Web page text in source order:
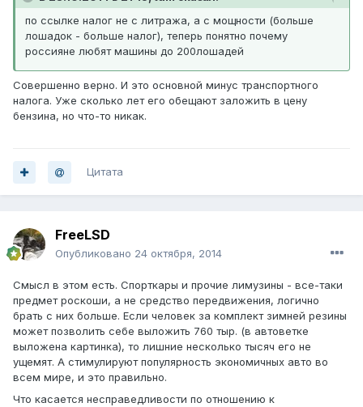
по ссылке налог не с литража, а с мощности (больше
лошадок - больше налог), теперь понятно почему
россияне любят машины до 200лошадей
Совершенно верно. И это основной минус транспортного
налога. Уже сколько лет его обещают заложить в цену
бензина, но что-то никак.
Цитата
FreeLSD
Опубликовано 24 октября, 2014
Смысл в этом есть. Спорткары и прочие лимузины - все-таки
предмет роскоши, а не средство передвижения, логично
брать с них больше. Если человек за комплект зимней резины
может позволить себе выложить 760 тыр. (в автоветке
выложена картинка), то лишние несколько тысяч его не
ущемят. А стимулируют популярность экономичных авто во
всем мире, и это правильно.
Что касается несправедливости по отношению к